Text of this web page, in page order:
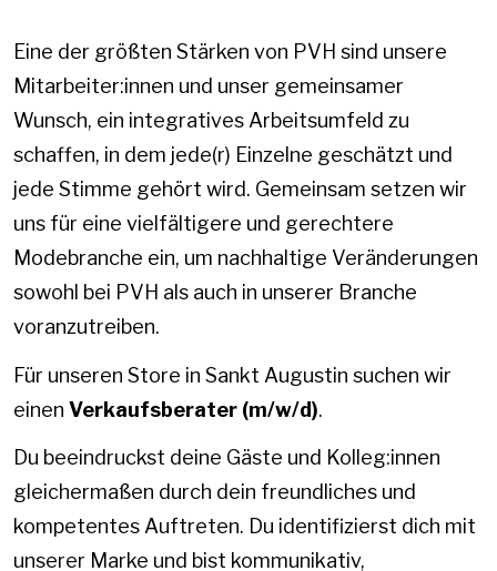
Eine der größten Stärken von PVH sind unsere
Mitarbeiter:innen und unser gemeinsamer
Wunsch, ein integratives Arbeitsumfeld zu
schaffen, in dem jede(r) Einzelne geschätzt und
jede Stimme gehört wird. Gemeinsam setzen wir
uns für eine vielfältigere und gerechtere
Modebranche ein, um nachhaltige Veränderungen
sowohl bei PVH als auch in unserer Branche
voranzutreiben.
Für unseren Store in Sankt Augustin suchen wir
einen Verkaufsberater (m/w/d).
Du beeindruckst deine Gäste und Kolleg:innen
gleichermaßen durch dein freundliches und
kompetentes Auftreten. Du identifizierst dich mit
unserer Marke und bist kommunikativ,